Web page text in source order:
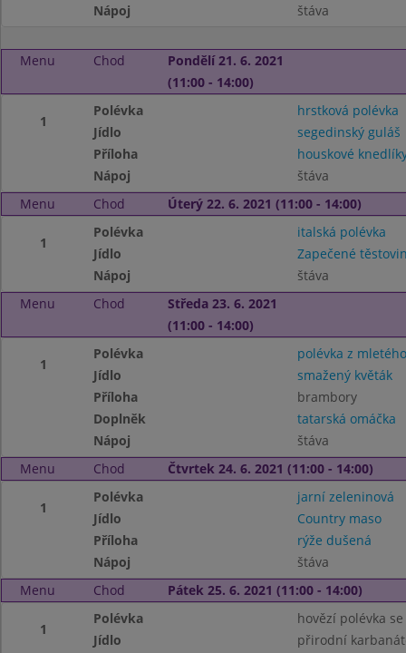
Nápoj
štáva
Menu Chod
Pondělí 21. 6. 2021
(11:00 - 14:00)
1
Polévka
hrstková polévka
Jídlo
segedinský guláš
Příloha
houskové
Nápoj
štáva
Menu
Chod Úterý 22. 6. 2021 (11:00 - 14:00)
1
Polévka
italská polévka
Jídlo
Zapečené
Nápoj
štáva
Menu
Chod
Středa 23. 6. 2021
(11:00 - 14:00)
1
Polévka
polévka z
Jídlo
smažený květák
Příloha
brambory
Doplněk
tatarská omáčka
Nápoj
štáva
Menu
Chod Čtvrtek 24. 6. 2021 (11:00 - 14:00)
1
Polévka
jarní zeleninová
Jídlo
Country maso
Příloha
rýže dušená
Nápoj
štáva
Menu
Chod Pátek 25. 6. 2021 (11:00 - 14:00)
1
Polévka
hovězí polévka
Jídlo
přirodní